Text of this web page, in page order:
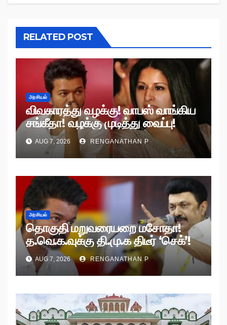
RELATED POST
அரசியல்
விவகாரத்து வழக்கு! வாபஸ் வாங்கிய
சங்கீதா! வழக்கு முடித்து வைப்பு!
AUG 7, 2026 RENGANATHAN P
அரசியல்
தொகுதி மறுவரையறை மசோதா!
த.வெ.க.வுக்கு தி.மு.க திடீர் ‘செக்’!
AUG 7, 2026 RENGANATHAN P